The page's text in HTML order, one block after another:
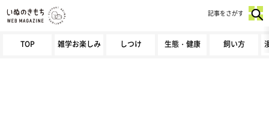
TOP 雑学お楽しみ しつけ 生態・健康 飼い方
記事をさがす